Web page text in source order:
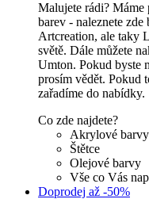
Malujete rádi?
barev - naleznete
Artcreation, ale taky
světě. Dále můžete
Umton. Pokud byste
prosím vědět. Pokud
zařadíme do nabídky.
Co zde najdete?
Akrylové barvy
Štětce
Olejové barvy
Vše co Vás
Doprodej až -50%